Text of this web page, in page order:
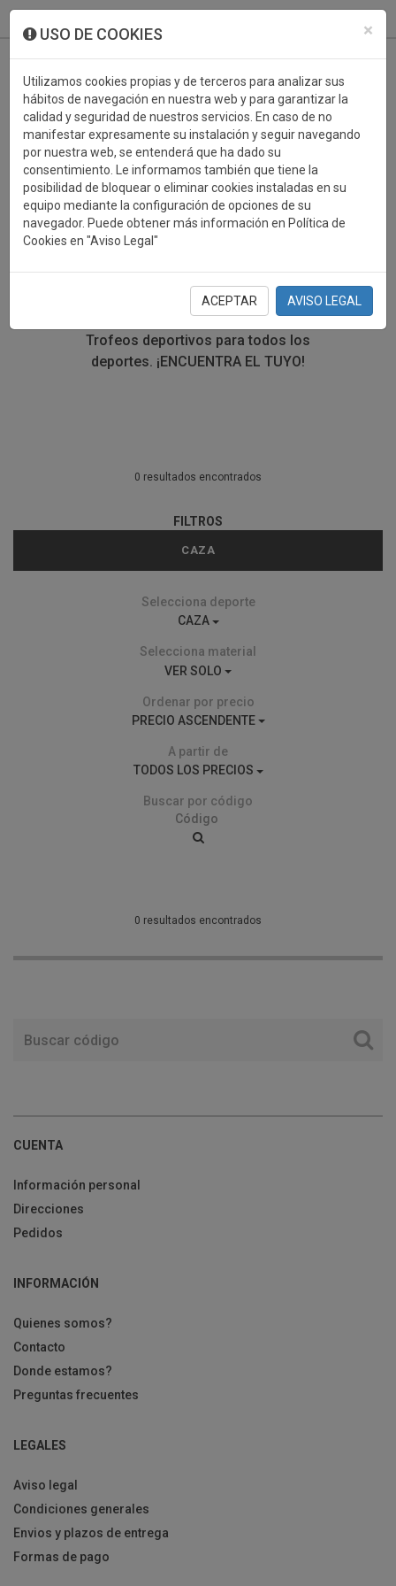
×
USO DE COOKIES
Utilizamos cookies propias y de terceros para analizar sus
hábitos de navegación en nuestra web y para garantizar la
calidad y seguridad de nuestros servicios. En caso de no
manifestar expresamente su instalación y seguir navegando
por nuestra web, se entenderá que ha dado su
consentimiento. Le informamos también que tiene la
posibilidad de bloquear o eliminar cookies instaladas en su
equipo mediante la configuración de opciones de su
navegador. Puede obtener más información en Política de
Cookies en "Aviso Legal"
ACEPTAR AVISO LEGAL
TROFEOS DEPORTIVOS
CAZA
En esta sección encontrarás una gran variedad de
trofeos deportivos. Define tu búsqueda mediante los
filtros por deporte, material y precio del trofeo.
Trofeos deportivos para todos los
deportes. ¡ENCUENTRA EL TUYO!
0 resultados encontrados
FILTROS
CAZA
Selecciona deporte
CAZA
Selecciona material
VER SOLO
Ordenar por precio
PRECIO ASCENDENTE
A partir de
TODOS LOS PRECIOS
Buscar por código
0 resultados encontrados
CUENTA
Información personal
Direcciones
Pedidos
INFORMACIÓN
Quienes somos?
Contacto
Donde estamos?
Preguntas frecuentes
LEGALES
Aviso legal
Condiciones generales
Envios y plazos de entrega
Formas de pago